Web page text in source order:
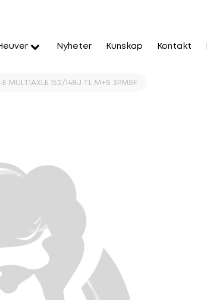
Nyheter Kunskap Kontakt
MULTIAXLE 152/148J TL M+S 3PMSF